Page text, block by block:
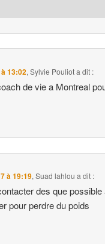
13:02,Sylvie Pouliota dit :
de vie a Montreal
à 19:19,Suad lahlou a dit :
des que
pour perdre du poids